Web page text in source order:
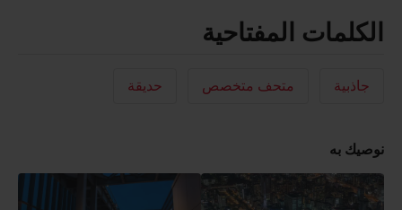
الكلمات المفتاحية
جاذبية متحف متخصص حديقة
نوصيك به